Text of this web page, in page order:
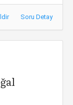
Soru Detay